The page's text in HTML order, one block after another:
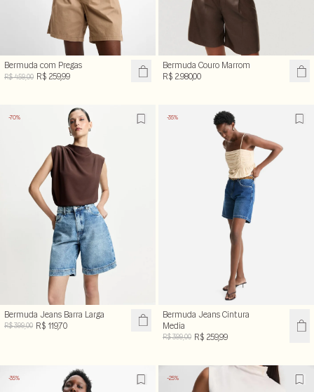
Bermuda com Pregas
R$ 459,00 R$ 259,99
Bermuda Couro Marrom
R$ 2.980,00
-70%
Bermuda Jeans Barra Larga
R$ 399,00 R$ 119,70
-35%
Bermuda Jeans Cintura
Media
R$ 399,00 R$ 259,99
-35% -25%